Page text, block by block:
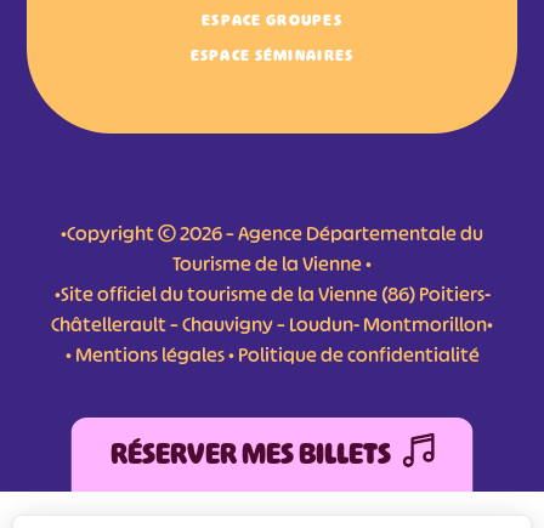
ESPACE GROUPES
ESPACE SÉMINAIRES
•Copyright © 2026 – Agence Départementale du
Tourisme de la Vienne •
•Site officiel du tourisme de la Vienne (86) Poitiers-
Châtellerault – Chauvigny – Loudun- Montmorillon•
•Mentions légales•Politique de confidentialité
RÉSERVER MES BILLETS